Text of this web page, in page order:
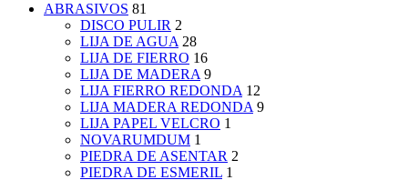
ABRASIVOS 81
DISCO PULIR 2
LIJA DE AGUA 28
LIJA DE FIERRO 16
LIJA DE MADERA 9
LIJA FIERRO REDONDA 12
LIJA MADERA REDONDA 9
LIJA PAPEL VELCRO 1
NOVARUMDUM 1
PIEDRA DE ASENTAR 2
PIEDRA DE ESMERIL 1